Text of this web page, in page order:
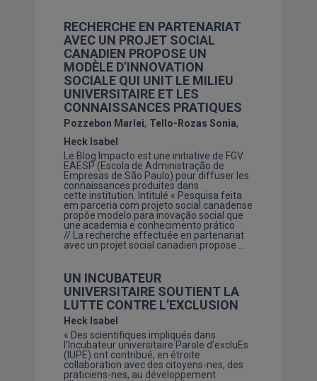
RECHERCHE EN PARTENARIAT
AVEC UN PROJET SOCIAL
CANADIEN PROPOSE UN
MODÈLE D’INNOVATION
SOCIALE QUI UNIT LE MILIEU
UNIVERSITAIRE ET LES
CONNAISSANCES PRATIQUES
Pozzebon Marlei Tello-Rozas Sonia
Heck Isabel
Le Blog Impacto est une initiative de FGV
EAESP (Escola de Administração de
Empresas de São Paulo) pour diffuser les
connaissances produites dans
cette institution. Intitulé « Pesquisa feita
em parceria com projeto social canadense
propõe modelo para inovação social que
une academia e conhecimento prático
// La recherche effectuée en partenariat
avec un projet social canadien propose …
UN INCUBATEUR
UNIVERSITAIRE SOUTIENT LA
LUTTE CONTRE L’EXCLUSION
Heck Isabel
« Des scientifiques impliqués dans
l’Incubateur universitaire Parole d’excluEs
(IUPE) ont contribué, en étroite
collaboration avec des citoyens-nes, des
praticiens-nes, au développement